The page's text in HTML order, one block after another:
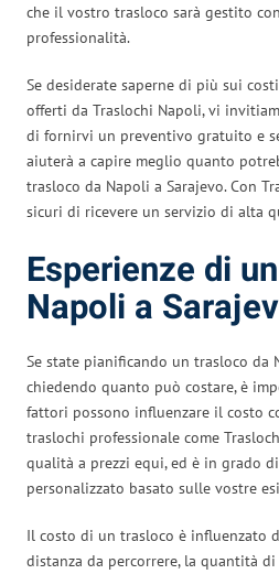
che il vostro trasloco sarà gestito
professionalità.
Se desiderate saperne di più sui
offerti da Traslochi Napoli, vi
di fornirvi un preventivo gratuito e
aiuterà a capire meglio quanto
trasloco da Napoli a Sarajevo. Con
sicuri di ricevere un servizio di alta
Esperienze di
Napoli a
Se state pianificando un trasloco da
chiedendo quanto può costare, è
fattori possono influenzare il costo
traslochi professionale come
qualità a prezzi equi, ed è in grado
personalizzato basato sulle vostre
Il costo di un trasloco è influenzato
distanza da percorrere, la quantità